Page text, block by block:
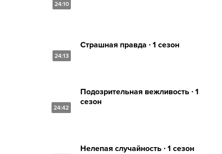
24:10
24:13
Страшная правда ∙ 1 сезон
24:42
Подозрительная вежливость ∙ 1
сезон
Нелепая случайность ∙ 1 сезон